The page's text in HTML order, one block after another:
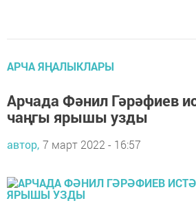
АРЧА ЯҢАЛЫКЛАРЫ
Арчада Фәнил Гәрәфиев
чаңгы ярышы узды
автор, 7 март 2022 - 16:57